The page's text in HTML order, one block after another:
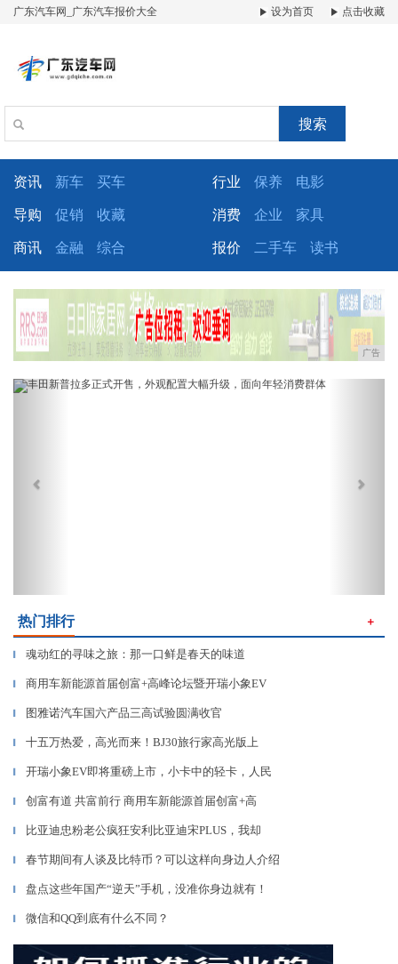
广东汽车网_广东汽车报价大全 设为首页 点击收藏
搜索
资讯 新车 买车 行业 保养 电影
导购 促销 收藏 消费 企业 家具
商讯 金融 综合 报价 二手车 读书
广告
Previous
热门排行 ＋
▎ 魂动红的寻味之旅：那一口鲜是春天的味道
▎ 商用车新能源首届创富+高峰论坛暨开瑞小象EV
▎ 图雅诺汽车国六产品三高试验圆满收官
▎ 十五万热爱，高光而来！BJ30旅行家高光版上
▎ 开瑞小象EV即将重磅上市，小卡中的轻卡，人民
▎ 创富有道 共富前行 商用车新能源首届创富+高
▎ 比亚迪忠粉老公疯狂安利比亚迪宋PLUS，我却
▎ 春节期间有人谈及比特币？可以这样向身边人介绍
▎ 盘点这些年国产“逆天”手机，没准你身边就有！
▎ 微信和QQ到底有什么不同？